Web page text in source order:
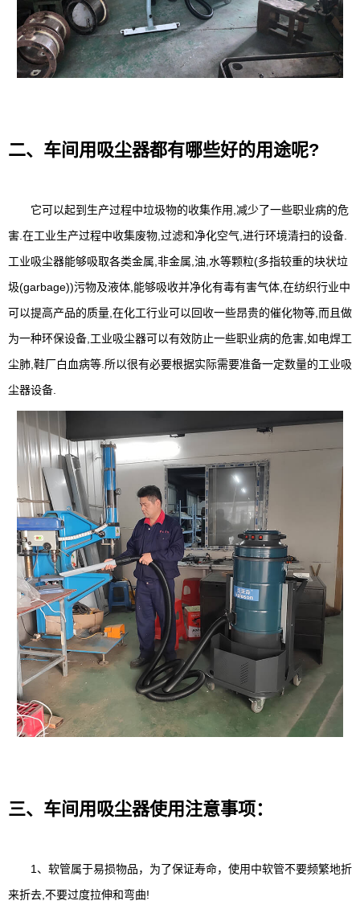
二、车间用吸尘器都有哪些好的用途呢?
它可以起到生产过程中垃圾物的收集作用,减少了一些职业病的危
害.在工业生产过程中收集废物,过滤和净化空气,进行环境清扫的设备.
工业吸尘器能够吸取各类金属,非金属,油,水等颗粒(多指较重的块状垃
圾(garbage))污物及液体,能够吸收并净化有毒有害气体,在纺织行业中
可以提高产品的质量,在化工行业可以回收一些昂贵的催化物等,而且做
为一种环保设备,工业吸尘器可以有效防止一些职业病的危害,如电焊工
尘肺,鞋厂白血病等.所以很有必要根据实际需要准备一定数量的工业吸
尘器设备.
三、车间用吸尘器使用注意事项：
1、软管属于易损物品，为了保证寿命，使用中软管不要频繁地折
来折去,不要过度拉伸和弯曲!